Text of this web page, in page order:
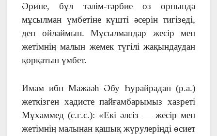
Әрине, бұл тәлім-тәрбие өз орнында
мұсылман үмбетіне күшті әсерін тигізеді,
деп ойлаймын. Мұсылмандар жесір мен
жетімнің малын жемек түгілі жақындаудан
қорқатын үмбет.
Имам ибн Мажаәһ Әбу Һурайрадан (р.а.)
жеткізген хадисте пайғамбарымыз хазреті
Мұхаммед (с.ғ.с.): «Екі әлсіз — жесір мен
жетімнің малынан қашық жүрулеріңді өсиет